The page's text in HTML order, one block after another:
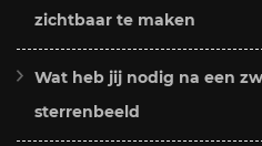
zichtbaar te maken
Wat heb jij nodig na een
sterrenbeeld